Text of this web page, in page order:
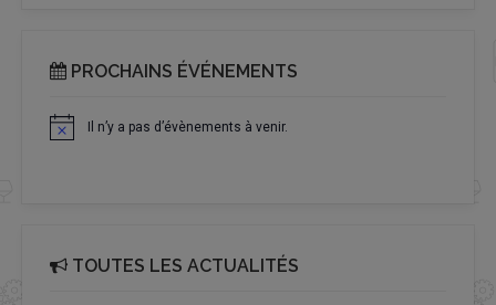
PROCHAINS ÉVÉNEMENTS
Notice Il n’y a pas d’évènements à venir.
TOUTES LES ACTUALITÉS